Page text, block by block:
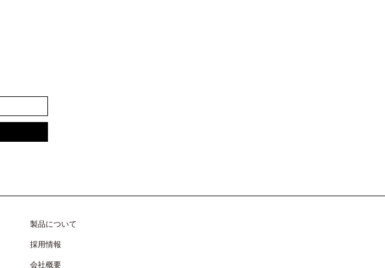
製品について
採用情報
会社概要